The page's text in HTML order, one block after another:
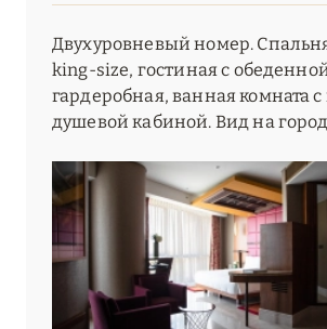
Двухуровневый номер.
king-size, гостиная с
гардеробная, ванная комната
душевой кабиной. Вид на